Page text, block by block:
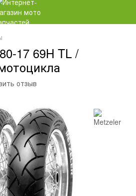
17 69H TL /
отзыв